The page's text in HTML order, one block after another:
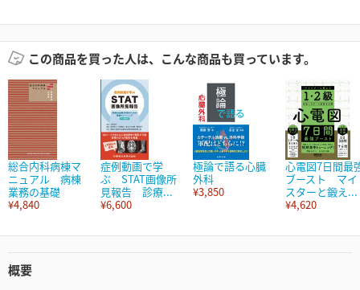
この商品を買った人は、こんな商品も買っています。
総合内科病棟マ
ニュアル 病棟
業務の基礎
¥4,840
症例動画で学
ぶ STAT画像所
見報告 診療...
¥6,600
極論で語る心臓
外科
¥3,850
心電図7日間最
ブースト マイ
スターと鍛え...
¥4,620
概要